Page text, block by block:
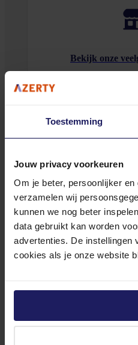
Toestemming
Jouw privacy voorkeuren
Om je beter, persoonlijker
verzamelen wij
kunnen we nog beter
data gebruikt kan worden
advertenties. De instellingen
cookies als je onze website
Bekijk onze
0572
Meld